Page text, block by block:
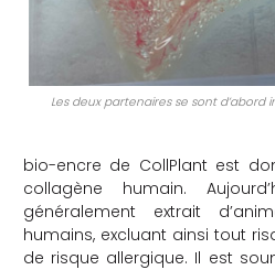
Les deux partenaires se sont d’abord
bio-encre de CollPlant est
collagène humain.
généralement extrait
humains, excluant ainsi tout
de risque allergique. Il est